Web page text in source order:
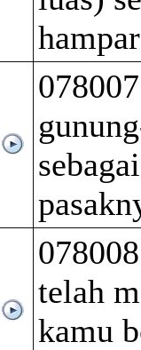
telah
kamu